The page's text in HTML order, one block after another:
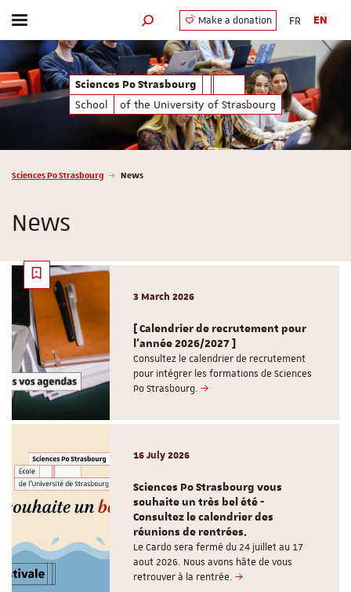
Sciences Po Strasbourg
School
of the University of Strasbourg
Toggle menu Search engine
Make a donation FR EN
Vous êtes ici :
Sciences Po Strasbourg News
News
3 March 2026
[ Calendrier de recrutement pour
l'année 2026/2027 ]
Consultez le calendrier de recrutement
pour intégrer les formations de Sciences
Po Strasbourg.
16 July 2026
Sciences Po Strasbourg vous
souhaite un très bel été -
Consultez le calendrier des
réunions de rentrées.
Le Cardo sera fermé du 24 juillet au 17
aout 2026. Nous avons hâte de vous
retrouver à la rentrée.